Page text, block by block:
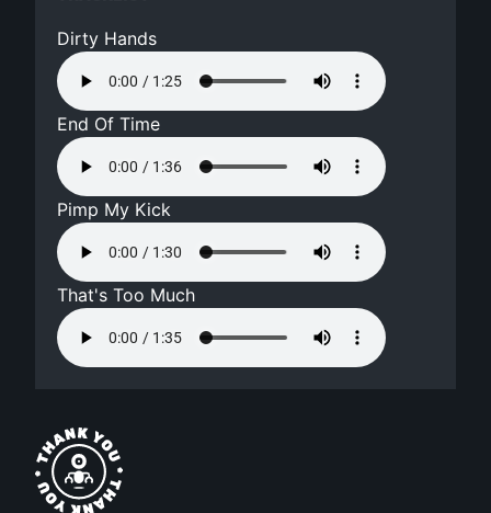
Dirty Hands
End Of Time
Pimp My Kick
That's Too Much